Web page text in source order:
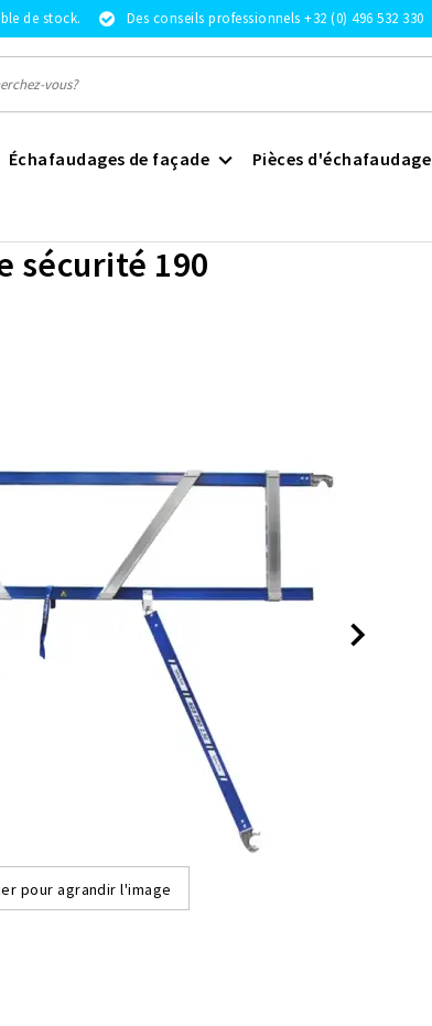
de stock. Des conseils professionnels +32 (0) 496 532 330
Échafaudages de façade Pièces d'échafaudage
sécurité 190
pour agrandir l'image